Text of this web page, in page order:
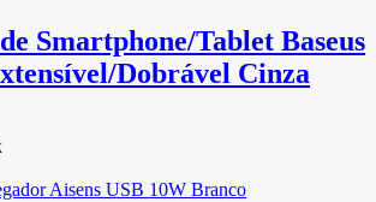
Smartphone/Tablet Baseus
Dobrável Cinza